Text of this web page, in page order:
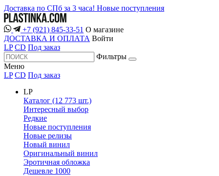
Доставка по СПб за 3 часа! Новые поступления
+7 (921) 845-33-51 О магазине
ДОСТАВКА И ОПЛАТА Войти
LP CD Под заказ
Фильтры
Меню
LP CD Под заказ
LP
Каталог (12 773 шт.)
Интересный выбор
Редкие
Новые поступления
Новые релизы
Новый винил
Оригинальный винил
Эротичная обложка
Дешевле 1000